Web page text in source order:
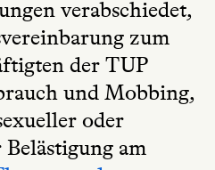
verabschiedet,
zum
der TUP
und Mobbing,
oder
am